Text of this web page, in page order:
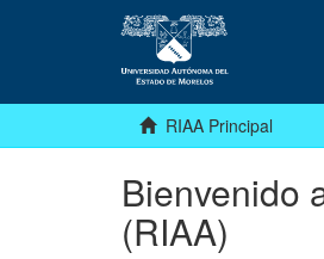
RIAA Principal
Bienvenido
(RIAA)